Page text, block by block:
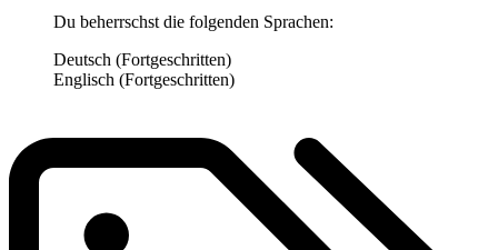
Du beherrschst die folgenden Sprachen:
Deutsch (Fortgeschritten)
Englisch (Fortgeschritten)